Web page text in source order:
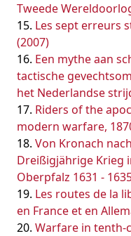
Tweede
Les sept erreurs
(2007)
Een mythe aan
tactische
het Nederlandse
Riders of the
modern warfare,
Von Kronach
Dreißigjährige Krieg
Oberpfalz 1631 -
Les routes de la
en France et en
Warfare in tenth-